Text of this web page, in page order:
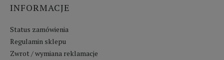
INFORMACJE
Status zamówienia
Regulamin sklepu
Zwrot / wymiana reklamacje